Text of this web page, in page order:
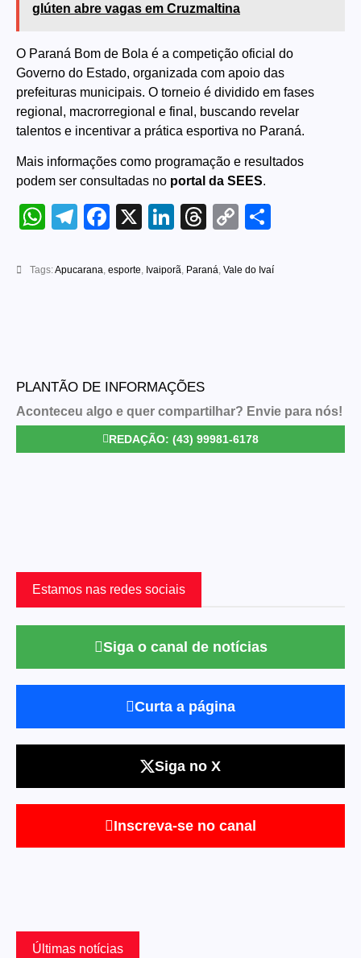
glúten abre vagas em Cruzmaltina
O Paraná Bom de Bola é a competição oficial do
Governo do Estado, organizada com apoio das
prefeituras municipais. O torneio é dividido em fases
regional, macrorregional e final, buscando revelar
talentos e incentivar a prática esportiva no Paraná.
Mais informações como programação e resultados
podem ser consultadas no portal da SEES.
WhatsApp
Telegram
Facebook
X LinkedIn
Threads
Copy
Tags:Apucarana, esporte, Ivaiporã, Paraná, Vale do Ivaí
PLANTÃO DE INFORMAÇÕES
Aconteceu algo e quer compartilhar? Envie para nós!
REDAÇÃO: (43) 99981-6178
Estamos nas redes sociais
Siga o canal de notícias
Curta a página
Siga no X
Inscreva-se no canal
Últimas notícias